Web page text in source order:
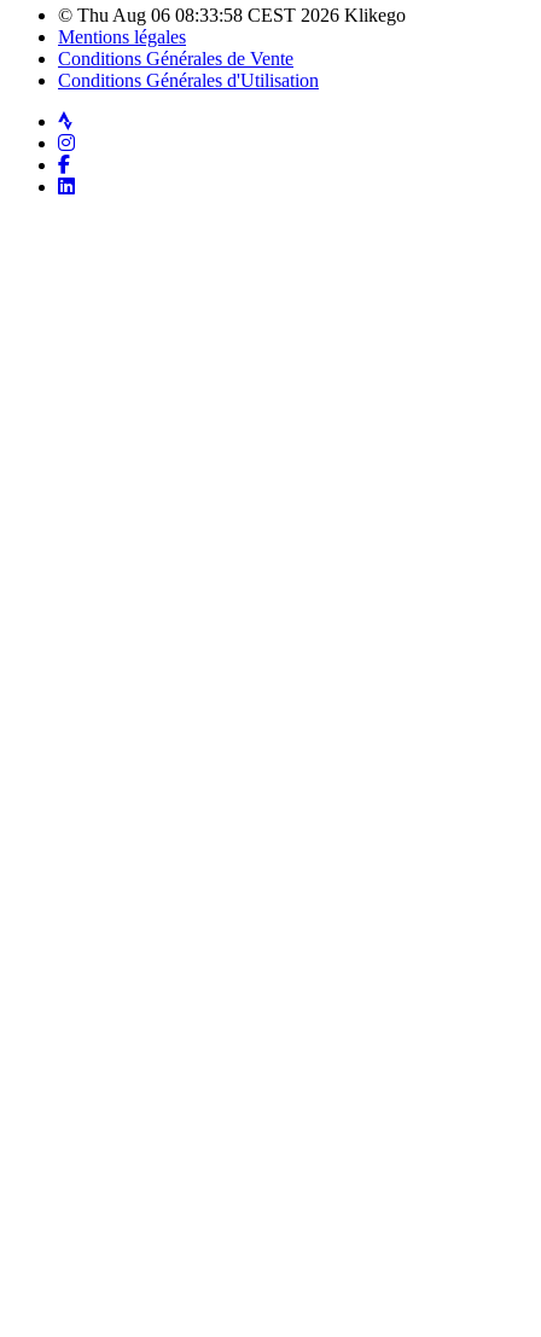
© Thu Aug 06 08:33:58 CEST 2026 Klikego
Mentions légales
Conditions Générales de Vente
Conditions Générales d'Utilisation
Strava
Instagram
Facebook
LinkedIn